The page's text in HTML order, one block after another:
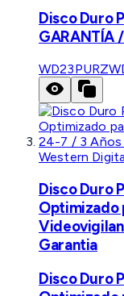
Disco Duro
GARANTÍA
WD23PURZ
Western
Disco Duro
Optimizado
Garantia
Disco Duro